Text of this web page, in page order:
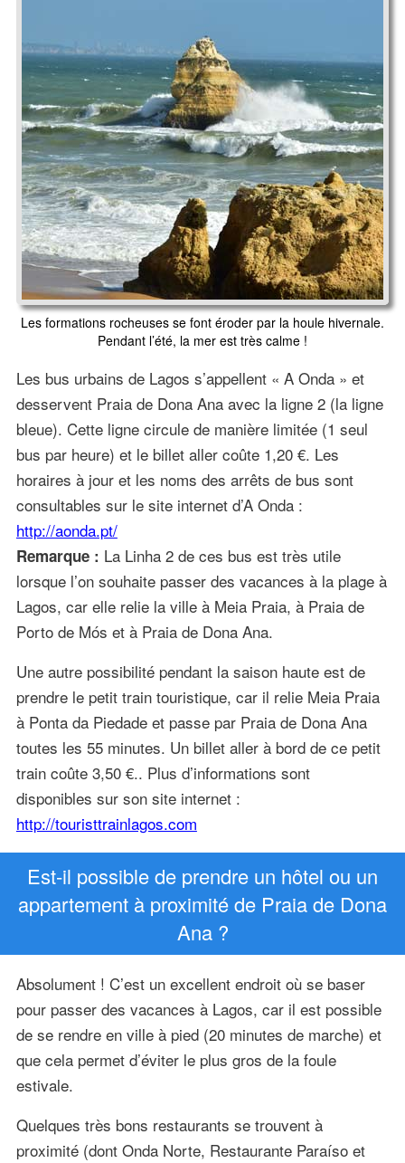
Les formations rocheuses se font éroder par la houle hivernale.
Pendant l’été, la mer est très calme !
Les bus urbains de Lagos s’appellent « A Onda » et
desservent Praia de Dona Ana avec la ligne 2 (la ligne
bleue). Cette ligne circule de manière limitée (1 seul
bus par heure) et le billet aller coûte 1,20 €. Les
horaires à jour et les noms des arrêts de bus sont
consultables sur le site internet d’A Onda :
http://aonda.pt/
Remarque : La Linha 2 de ces bus est très utile
lorsque l’on souhaite passer des vacances à la plage à
Lagos, car elle relie la ville à Meia Praia, à Praia de
Porto de Mós et à Praia de Dona Ana.
Une autre possibilité pendant la saison haute est de
prendre le petit train touristique, car il relie Meia Praia
à Ponta da Piedade et passe par Praia de Dona Ana
toutes les 55 minutes. Un billet aller à bord de ce petit
train coûte 3,50 €.. Plus d’informations sont
disponibles sur son site internet :
http://touristtrainlagos.com
Est-il possible de prendre un hôtel ou un
appartement à proximité de Praia de Dona
Ana ?
Absolument ! C’est un excellent endroit où se baser
pour passer des vacances à Lagos, car il est possible
de se rendre en ville à pied (20 minutes de marche) et
que cela permet d’éviter le plus gros de la foule
estivale.
Quelques très bons restaurants se trouvent à
proximité (dont Onda Norte, Restaurante Paraíso et